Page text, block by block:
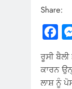
Share:
ਰੂਸੀ
ਕਾਰਨ
ਲਾਸ਼ ਨੂੰ